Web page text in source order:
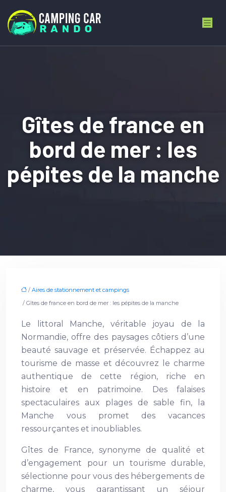
Gîtes de france en
bord de mer : les
pépites de la manche
/ Aires de stationnement et campings
/ Gîtes de france en bord de mer : les pépites de la manche
Le littoral Manche, véritable joyau de la
Normandie, offre des paysages côtiers d’une
beauté sauvage et préservée. Échappez au
tourisme de masse et découvrez le charme
authentique de cette région, riche en
histoire et en patrimoine. Des falaises
spectaculaires aux plages de sable fin, la
Manche vous promet des vacances
ressourçantes et inoubliables.
Gîtes de France, synonyme de qualité et
d’engagement pour un tourisme durable,
sélectionne pour vous des hébergements de
charme, vous garantissant un séjour